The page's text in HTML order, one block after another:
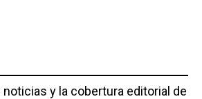
noticias y la cobertura editorial de